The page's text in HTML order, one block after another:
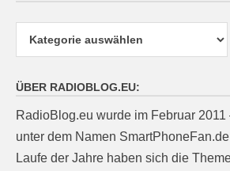
ÜBER RADIOBLOG.EU:
RadioBlog.eu wurde im Februar 2011
unter dem Namen
Laufe der Jahre haben sich die